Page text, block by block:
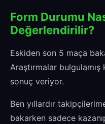
Form Durumu
Değerlendirilir?
Eskiden son 5 maça
Araştırmalar
sonuç veriyor.
Ben yıllardır
bakarken sadece